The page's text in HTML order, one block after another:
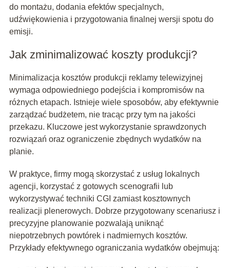
do montażu, dodania efektów specjalnych,
udźwiękowienia i przygotowania finalnej wersji spotu do
emisji.
Jak zminimalizować koszty produkcji?
Minimalizacja kosztów produkcji reklamy telewizyjnej
wymaga odpowiedniego podejścia i kompromisów na
różnych etapach. Istnieje wiele sposobów, aby efektywnie
zarządzać budżetem, nie tracąc przy tym na jakości
przekazu. Kluczowe jest wykorzystanie sprawdzonych
rozwiązań oraz ograniczenie zbędnych wydatków na
planie.
W praktyce, firmy mogą skorzystać z usług lokalnych
agencji, korzystać z gotowych scenografii lub
wykorzystywać techniki CGI zamiast kosztownych
realizacji plenerowych. Dobrze przygotowany scenariusz i
precyzyjne planowanie pozwalają uniknąć
niepotrzebnych powtórek i nadmiernych kosztów.
Przykłady efektywnego ograniczania wydatków obejmują: